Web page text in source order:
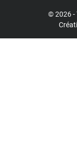
© 2026 -